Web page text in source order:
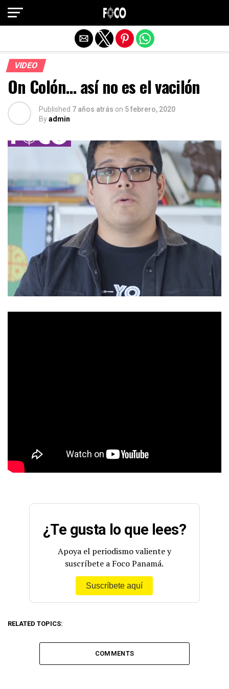
VIDEO
On Colón… así no es el vacilón
Published 7 años atrás on 5 febrero, 2020
Byadmin
¿Te gusta lo que lees?
Apoya el periodismo valiente y
suscríbete a Foco Panamá.
Suscríbete aquí
RELATED TOPICS:
COMMENTS
Salir de la versión móvil